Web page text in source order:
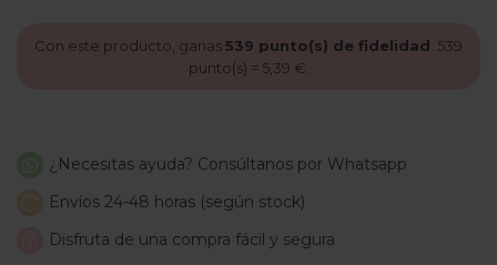
Con este producto, ganas539 punto(s) de fidelidad 539
punto(s) = 5,39 €
¿Necesitas ayuda? Consúltanos por Whatsapp
Envíos 24-48 horas (según stock)
Disfruta de una compra fácil y segura